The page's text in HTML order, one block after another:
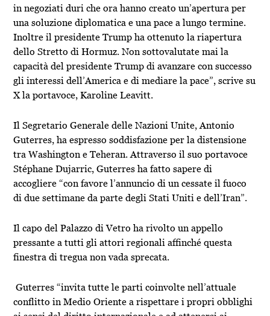
in negoziati duri che ora hanno creato un’apertura per
una soluzione diplomatica e una pace a lungo termine.
Inoltre il presidente Trump ha ottenuto la riapertura
dello Stretto di Hormuz. Non sottovalutate mai la
capacità del presidente Trump di avanzare con successo
gli interessi dell’America e di mediare la pace”, scrive su
X la portavoce, Karoline Leavitt.
Il Segretario Generale delle Nazioni Unite, Antonio
Guterres, ha espresso soddisfazione per la distensione
tra Washington e Teheran. Attraverso il suo portavoce
Stéphane Dujarric, Guterres ha fatto sapere di
accogliere “con favore l’annuncio di un cessate il fuoco
di due settimane da parte degli Stati Uniti e dell’Iran”.
Il capo del Palazzo di Vetro ha rivolto un appello
pressante a tutti gli attori regionali affinché questa
finestra di tregua non vada sprecata.
Guterres “invita tutte le parti coinvolte nell’attuale
conflitto in Medio Oriente a rispettare i propri obblighi